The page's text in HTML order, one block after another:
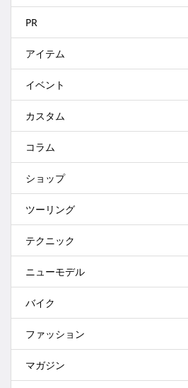
PR
アイテム
イベント
カスタム
コラム
ショップ
ツーリング
テクニック
ニューモデル
バイク
ファッション
マガジン